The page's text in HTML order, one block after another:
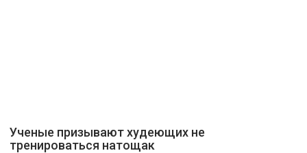
Ученые призывают худеющих не
тренироваться натощак